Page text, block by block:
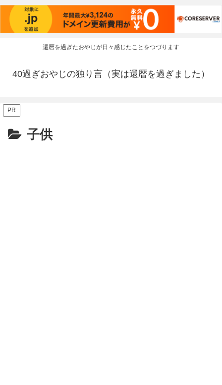
還暦を過ぎたおやじが日々感じたことをつづります
40過ぎおやじの独り言（実は還暦を過ぎました）
PR
子供